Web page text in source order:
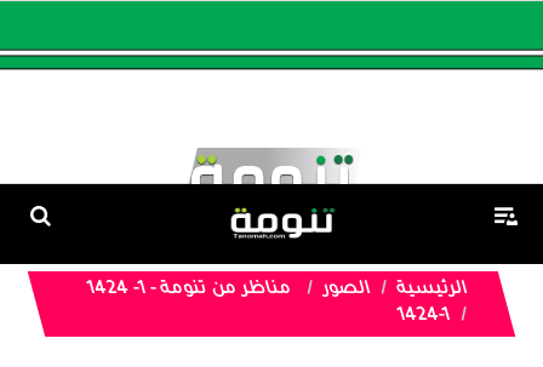
الرئيسية الصور
مناظر من تنومة - 1- 1424
1424-1